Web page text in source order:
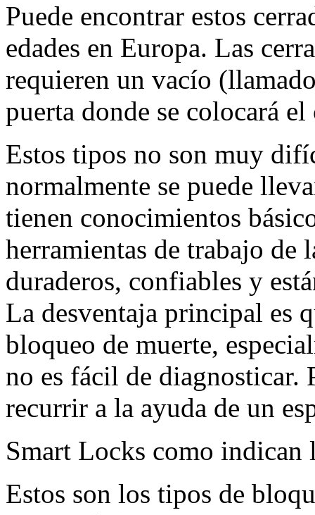
Puede encontrar estos
edades en Europa. Las
requieren un vacío
puerta donde se colocará el
Estos tipos no son muy
normalmente se puede
tienen conocimientos
herramientas de trabajo de
duraderos, confiables y
La desventaja principal es
bloqueo de muerte,
no es fácil de diagnosticar.
recurrir a la ayuda de un
Smart Locks como indican
Estos son los tipos de